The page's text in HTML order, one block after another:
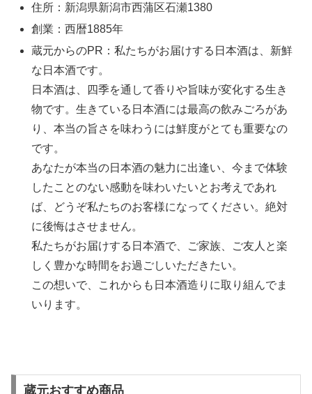
住所：新潟県新潟市西蒲区石瀬1380
創業：西暦1885年
蔵元からのPR：私たちがお届けする日本酒は、新鮮
な日本酒です。
日本酒は、四季を通して香りや旨味が変化する生き
物です。生きている日本酒には最高の飲みごろがあ
り、本当の旨さを味わうには鮮度がとても重要なの
です。
あなたが本当の日本酒の魅力に出逢い、今まで体験
したことのない感動を味わいたいとお考えであれ
ば、どうぞ私たちのお客様になってください。絶対
に後悔はさせません。
私たちがお届けする日本酒で、ご家族、ご友人と楽
しく豊かな時間をお過ごしいただきたい。
この想いで、これからも日本酒造りに取り組んでま
いります。
蔵元おすすめ商品